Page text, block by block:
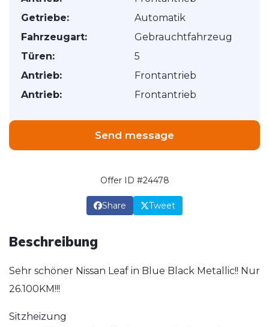
Getriebe:
Automatik
Fahrzeugart:
Gebrauchtfahrzeug
Türen:
5
Antrieb:
Frontantrieb
Antrieb:
Frontantrieb
Send message
Offer ID #24478
Share Tweet
Beschreibung
Sehr schöner Nissan Leaf in Blue Black Metallic!! Nur
26.100KM!!!
Sitzheizung